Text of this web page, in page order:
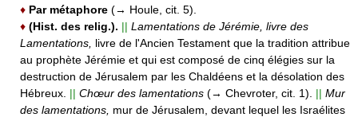
♦ Par métaphore (→ Houle, cit. 5).
♦ (Hist. des relig.). || Lamentations de Jérémie, livre des
Lamentations, livre de l'Ancien Testament que la tradition attribue
au prophète Jérémie et qui est composé de cinq élégies sur la
destruction de Jérusalem par les Chaldéens et la désolation des
Hébreux. || Chœur des lamentations (→ Chevroter, cit. 1). || Mur
des lamentations, mur de Jérusalem, devant lequel les Israélites